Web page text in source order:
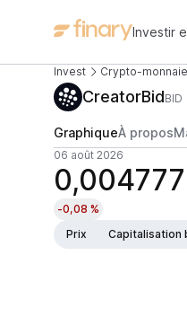
Investir
Invest Crypto-
CreatorBidBID
GraphiqueÀ propos
06 août 2026
-0,08 %
Prix
Capitalisation